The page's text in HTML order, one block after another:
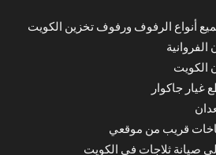
أنواع الرفوف ورفوف تخزين الكويت
الكويت
جاكوار
قريب من موقعي
صيانة ثلاجات في الكويت